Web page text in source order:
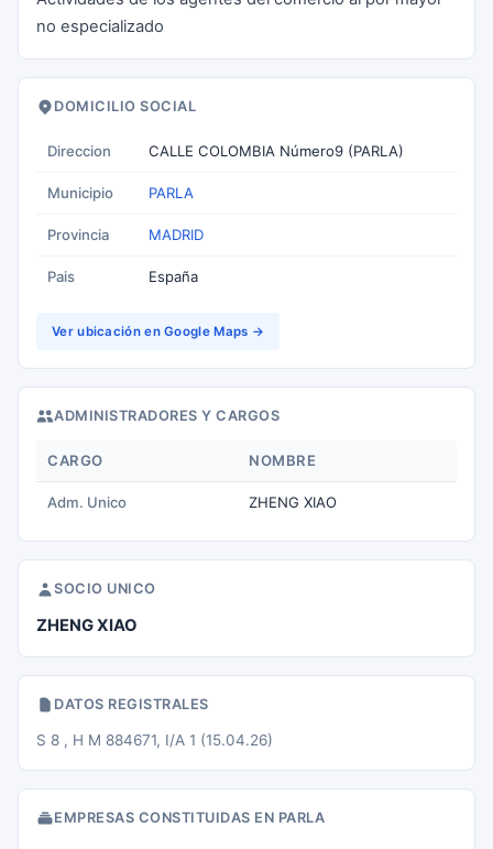
no especializado
DOMICILIO SOCIAL
Direccion CALLE COLOMBIA Número9 (PARLA)
Municipio PARLA
Provincia MADRID
Pais España
Ver ubicación en Google Maps →
ADMINISTRADORES Y CARGOS
CARGO NOMBRE
Adm. Unico ZHENG XIAO
SOCIO UNICO
ZHENG XIAO
DATOS REGISTRALES
S 8 , H M 884671, I/A 1 (15.04.26)
EMPRESAS CONSTITUIDAS EN PARLA